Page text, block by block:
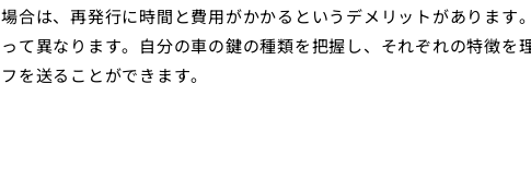
場合は、再発行に時間と費用がかかるというデメリットがあります
って異なります。自分の車の鍵の種類を把握し、それぞれの特徴を
フを送ることができます。